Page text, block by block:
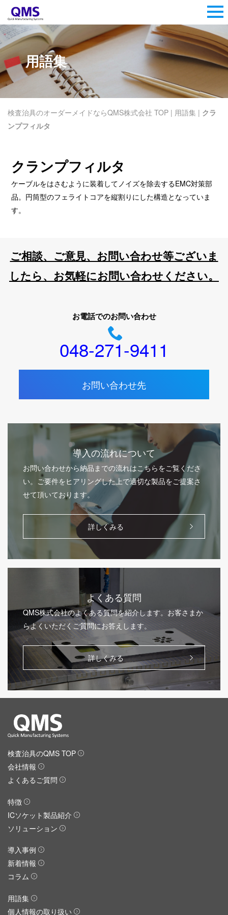
用語集
検査治具のオーダーメイドならQMS株式会社 TOP | 用語集 | クラ
ンプフィルタ
クランプフィルタ
ケーブルをはさむように装着してノイズを除去するEMC対策部
品。円筒型のフェライトコアを縦割りにした構造となっていま
す。
ご相談、ご意見、お問い合わせ等ございま
したら、お気軽にお問い合わせください。
お電話でのお問い合わせ
048-271-9411
お問い合わせ先
導入の流れについて
お問い合わせから納品までの流れはこちらをご覧くださ
い。ご要件をヒアリングした上で適切な製品をご提案さ
せて頂いております。
詳しくみる
よくある質問
QMS株式会社のよくある質問を紹介します。お客さまか
らよくいただくご質問にお答えします。
詳しくみる
検査治具のQMS TOP
会社情報
よくあるご質問
特徴
ICソケット製品紹介
ソリューション
導入事例
新着情報
コラム
用語集
個人情報の取り扱い